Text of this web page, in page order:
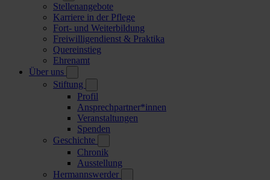
Stellenangebote
Karriere in der Pflege
Fort- und Weiterbildung
Freiwilligendienst & Praktika
Quereinstieg
Ehrenamt
Über uns
Stiftung
Profil
Ansprechpartner*innen
Veranstaltungen
Spenden
Geschichte
Chronik
Ausstellung
Hermannswerder